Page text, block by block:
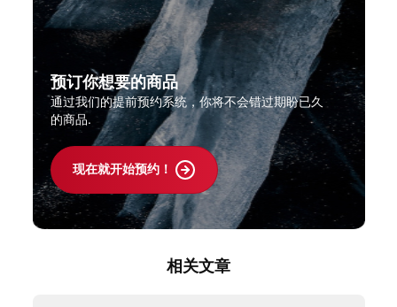
预订你想要的商品
通过我们的提前预约系统，你将不会错过期盼已久
的商品.
现在就开始预约！
相关文章